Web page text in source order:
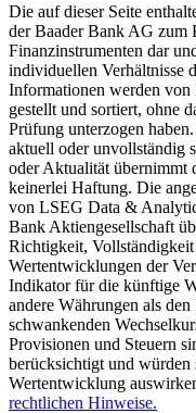
Die auf dieser Seite
der Baader Bank AG zum
Finanzinstrumenten dar
individuellen Verhältnisse
Informationen werden
gestellt und sortiert, ohne
Prüfung unterzogen
aktuell oder unvollständig
oder Aktualität übernimmt
keinerlei Haftung. Die
von LSEG Data &
Bank Aktiengesellschaft
Richtigkeit,
Wertentwicklungen der
Indikator für die künftige
andere Währungen als
schwankenden
Provisionen und Steuern
berücksichtigt und
Wertentwicklung
rechtlichen Hinweise.